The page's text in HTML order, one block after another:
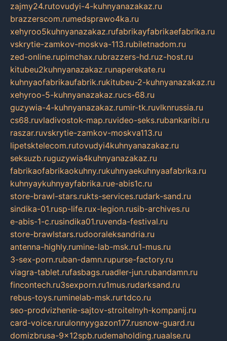
zajmy24.rutovudyi-4-kuhnyanazakaz.ru
brazzerscom.rumedsprawo4ka.ru
xehyroo5kuhnyanazakaz.rufabrikayfabrikaefabrika.ru
vskrytie-zamkov-moskva-113.rubiletnadom.ru
zed-online.rupimchax.rubrazzers-hd.ruz-host.ru
kitubeu2kuhnyanazakaz.runaperekate.ru
kuhnyaofabrikaufabrik.rukitubeu-2-kuhnyanazakaz.ru
xehyroo-5-kuhnyanazakaz.rucs-68.ru
guzywia-4-kuhnyanazakaz.rumir-tk.ruvlknrussia.ru
cs68.ruvladivostok-map.ruvideo-seks.rubankaribi.ru
raszar.ruvskrytie-zamkov-moskva113.ru
lipetsktelecom.rutovudyi4kuhnyanazakaz.ru
seksuzb.ruguzywia4kuhnyanazakaz.ru
fabrikaofabrikaokuhny.rukuhnyaekuhnyaafabrika.ru
kuhnyaykuhnyayfabrika.rue-abis1c.ru
store-brawl-stars.rukts-services.rudark-sand.ru
sindika-01.rusp-life.rux-legion.rusib-archives.ru
e-abis-1-c.rusindika01.ruvenda-festival.ru
store-brawlstars.rudooraleksandria.ru
antenna-highly.rumine-lab-msk.ru1-mus.ru
3-sex-porn.ruban-damn.rupurse-factory.ru
viagra-tablet.rufasbags.ruadler-jun.rubandamn.ru
fincontech.ru3sexporn.ru1mus.rudarksand.ru
rebus-toys.ruminelab-msk.rurtdco.ru
seo-prodvizhenie-sajtov-stroitelnyh-kompanij.ru
card-voice.rurulonnyygazon177.rusnow-guard.ru
domizbrusa-9x12spb.rudemaholding.ruaalse.ru